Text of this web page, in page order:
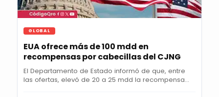
GLOBAL
EUA ofrece más de 100 mdd en
recompensas por cabecillas del CJNG
El Departamento de Estado informó de que, entre
las ofertas, elevó de 20 a 25 mdd la recompensa